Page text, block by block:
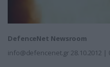
DefenceNet Newsroom
info@defencenet.gr 28.10.2012 |